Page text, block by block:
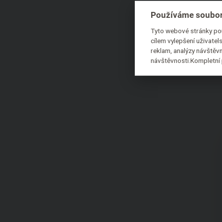
Používáme
Tyto webové stránky
cílem vylepšení
reklam, analýzy
návštěvnosti.Kompletní